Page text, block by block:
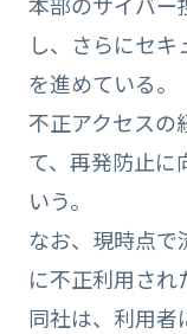
し、さらにセ
を進めている。
不正アクセスの
て、再発防止に
いう。
なお、現時点で
に不正利用され
同社は、利用者